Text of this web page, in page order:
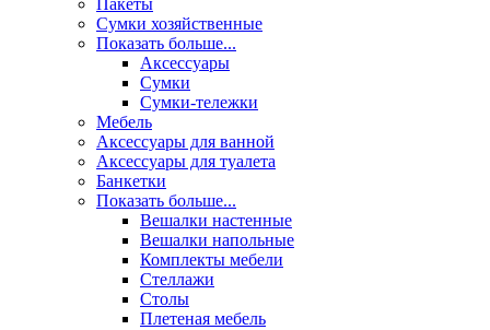
Пакеты
Сумки хозяйственные
Показать больше...
Аксессуары
Сумки
Сумки-тележки
Мебель
Аксессуары для ванной
Аксессуары для туалета
Банкетки
Показать больше...
Вешалки настенные
Вешалки напольные
Комплекты мебели
Стеллажи
Столы
Плетеная мебель